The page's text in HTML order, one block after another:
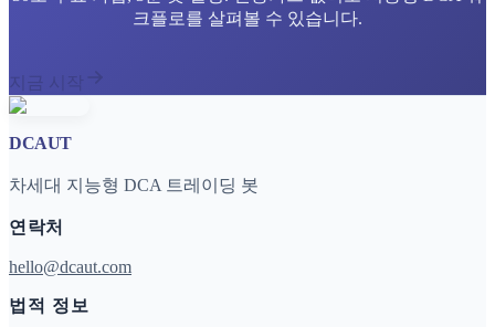
크플로를 살펴볼 수 있습니다.
지금 시작
DCAUT
차세대 지능형 DCA 트레이딩 봇
연락처
hello@dcaut.com
법적 정보